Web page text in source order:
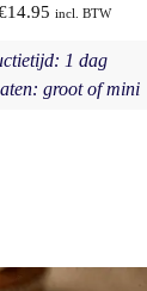
14.95 incl. BTW
1 dag
groot of mini